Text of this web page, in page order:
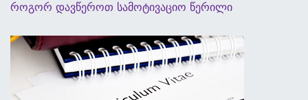
როგორ დავწეროთ სამოტივაციო წერილი